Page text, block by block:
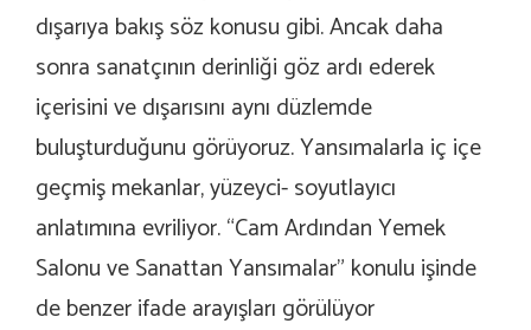
dışarıya bakış söz konusu gibi. Ancak daha
sonra sanatçının derinliği göz ardı ederek
içerisini ve dışarısını aynı düzlemde
buluşturduğunu görüyoruz. Yansımalarla iç içe
geçmiş mekanlar, yüzeyci- soyutlayıcı
anlatımına evriliyor. “Cam Ardından Yemek
Salonu ve Sanattan Yansımalar” konulu işinde
de benzer ifade arayışları görülüyor